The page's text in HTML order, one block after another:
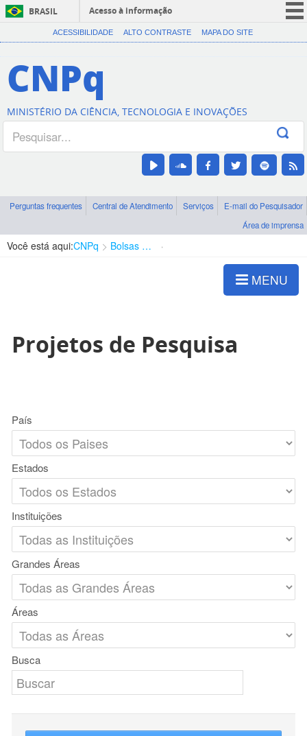
BRASIL
Acesso à informação
CORONAVÍRUS (COVID-19)
Canais
ACESSIBILIDADE ALTO CONTRASTE MAPA DO SITE
CNPq
MINISTÉRIO DA CIÊNCIA, TECNOLOGIA E INOVAÇÕES
Perguntas frequentes Central de Atendimento Serviços
E-mail do Pesquisador
Área de imprensa
Você está aqui:CNPq Bolsas e Auxílios Vigentes
MENU
Projetos de Pesquisa
País
Estados
Instituições
Grandes Áreas
Áreas
Busca